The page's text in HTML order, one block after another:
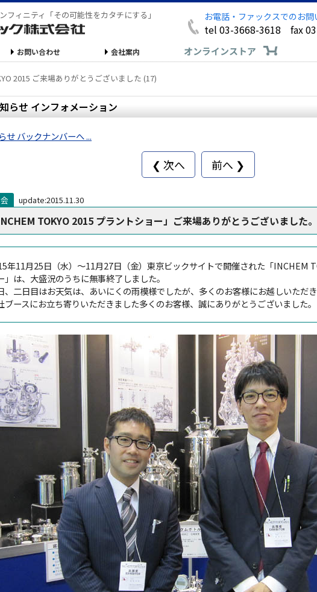
ィニティ「その可能性をカタチにする」 お電話・ファックスでのお問
tel 03-3668-3618 fax
お問い合わせ 会社案内 オンラインストア
2015 ご来場ありがとうございました (17)
らせ インフォメーション
せ バックナンバーへ ...
❮ 次へ 前へ ❯
update:2015.11.30
INCHEM TOKYO 2015 プラントショー」ご来場ありがとうございました。
年11月25日（水）～11月27日（金）東京ビックサイトで開催された「INCHEM
」は、大盛況のうちに無事終了しました。
、二日目はお天気は、あいにくの雨模様でしたが、多くのお客様にお越しいただき
ブースにお立ち寄りいただきました多くのお客様、誠にありがとうございました。